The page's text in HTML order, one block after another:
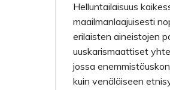
Helluntailaisuus
maailmanlaajuisesti
erilaisten aineistojen
uuskarismaattiset
jossa
kuin venäläiseen